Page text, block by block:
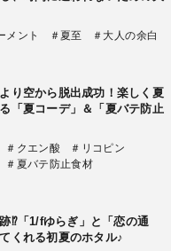
メント ＃夏至 ＃大人の余白
り空から脱出成功！楽しく夏
「夏コーデ」＆「夏バテ防止
＃クエン酸
＃リコピン
＃夏バテ防止食材
⁉「1/fゆらぎ」と「恋の通
くれる初夏のホタル♪